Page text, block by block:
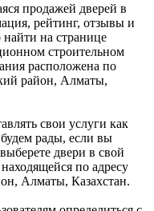
продажей дверей в
рейтинг, отзывы и
на странице
строительном
расположена по
район, Алматы,
свои услуги как
рады, если вы
двери в свой
по адресу
Алматы, Казахстан.